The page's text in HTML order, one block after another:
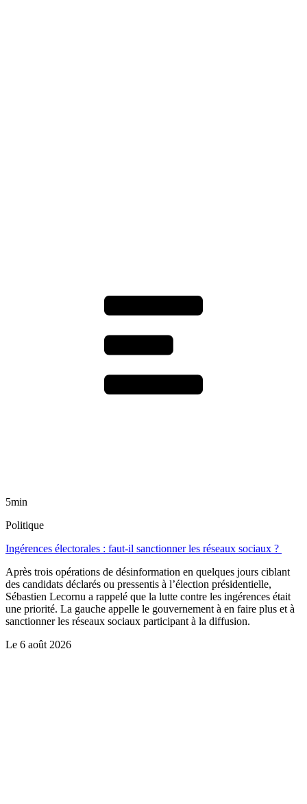
5min
Politique
Ingérences électorales : faut-il sanctionner les réseaux sociaux ?
Après trois opérations de désinformation en quelques jours ciblant
des candidats déclarés ou pressentis à l’élection présidentielle,
Sébastien Lecornu a rappelé que la lutte contre les ingérences était
une priorité. La gauche appelle le gouvernement à en faire plus et à
sanctionner les réseaux sociaux participant à la diffusion.
Le 6 août 2026